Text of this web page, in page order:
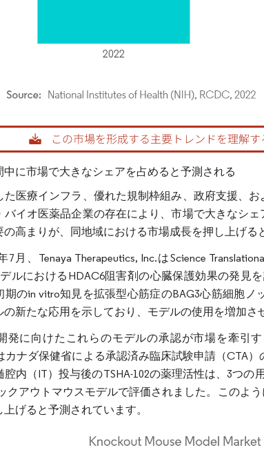
。再利用にはCC BY 4.0の表示が必要です。
に市場で大きなシェアを占めると予測される
た医療インフラ、優れた規制枠組み、政府支援、
バイオ医薬品企業の存在により、市場で大きなシ
高まりが、同地域における市場成長を押し上げる
7月、Tenaya Therapeutics, Inc.はScience
ルにおけるHDAC6阻害剤の心臓保護効果の発見
期のin vitro知見を拡張型心筋症のBAG3心筋細胞
の新たな応用を示しており、モデルの使用を増加
発に向けたこれらのモデルの承認が市場を牽引
カナダ保健省による承認済み臨床試験申請（CTA
内（IT）投与後のTSHA-102の薬理活性は、3つ
クアウトマウスモデルで評価されました。このよ
げると予測されています。